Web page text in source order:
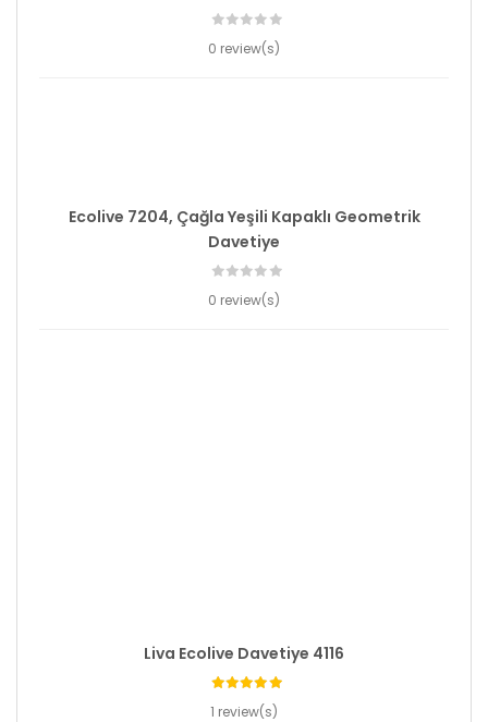
0 review(s)
Ecolive 7204, Çağla Yeşili Kapaklı Geometrik
Davetiye
0 review(s)
Liva Ecolive Davetiye 4116
1 review(s)